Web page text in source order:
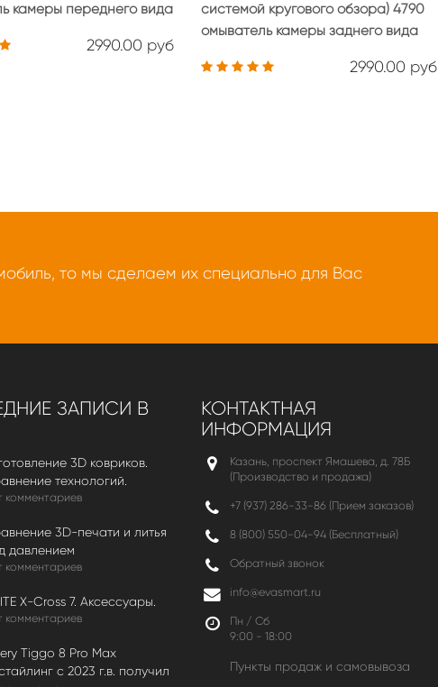
камеры переднего вида
2990.00 руб
системой кругового обзора) 4790
омыватель камеры заднего вида
2990.00 руб
то мы сделаем их специально для Вас
ЗАПИСИ В
3D ковриков.
технологий.
комментариев
3D-печати и литья
давлением
комментариев
X-Cross 7. Аксессуары.
комментариев
Tiggo 8 Pro Max
с 2023 г.в. получил
КОНТАКТНАЯ
ИНФОРМАЦИЯ
Казань, проспект Ямашева, д. 78Б
(Производство и продажа)
+7 (937) 286-33-86 (Прием заказов)
8 (800) 550-04-94 (Бесплатный)
Обратный звонок
info@evasmart.ru
Пн / Сб
9:00 - 18:00
Пункты продаж и самовывоза